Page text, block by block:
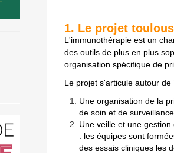
1. Le projet
L'immunothérapie est un
des outils de plus en plus
organisation spécifique de
Le projet s'articule autour de
Une organisation de la
de soin et de
Une veille et une
: les équipes sont
des essais cliniques les